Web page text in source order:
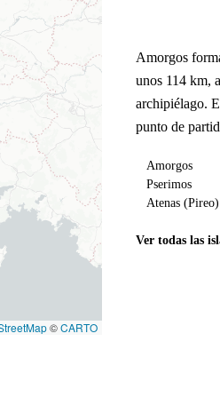
©CARTO
Amorgos
unos 114 km,
archipiélago.
punto de
Amorgos
Pserimos
Atenas (Pireo)
Ver todas las